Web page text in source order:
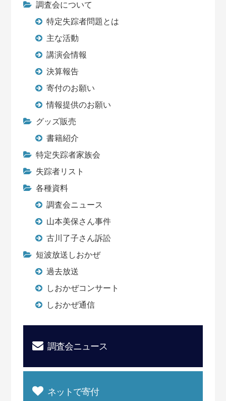
調査会について
特定失踪者問題とは
主な活動
講演会情報
決算報告
寄付のお願い
情報提供のお願い
グッズ販売
書籍紹介
特定失踪者家族会
失踪者リスト
各種資料
調査会ニュース
山本美保さん事件
古川了子さん訴訟
短波放送しおかぜ
過去放送
しおかぜコンサート
しおかぜ通信
調査会ニュース
ネットで寄付